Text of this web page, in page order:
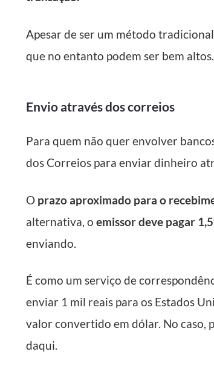
Apesar de ser um método
que no entanto podem ser bem altos.
Envio através dos correios
Para quem não quer envolver
dos Correios para enviar dinheiro
O prazo aproximado para o
alternativa, o emissor deve pagar
enviando.
É como um serviço de
enviar 1 mil reais para os Estados
valor convertido em dólar. No caso,
daqui.